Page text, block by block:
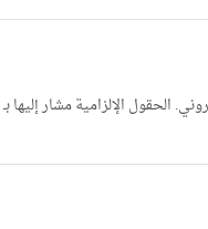
الحقول الإلزامية مشار إليها بـ